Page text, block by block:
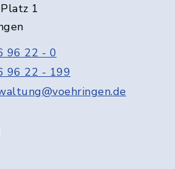
1
96 22 - 0
96 22 - 199